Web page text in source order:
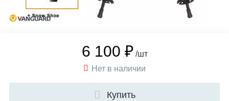
6 100 ₽ /шт
Нет в наличии
Купить